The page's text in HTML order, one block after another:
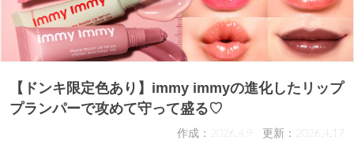
【ドンキ限定色あり】immy immyの進化したリップ
プランパーで攻めて守って盛る♡
作成：2026.4.9 更新：2026.4.17